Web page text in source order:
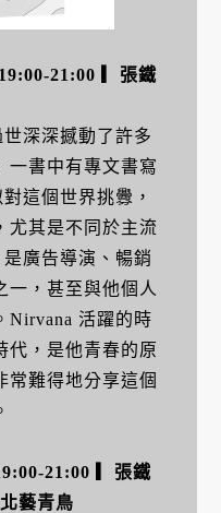
21:00 ▎張鐵
深深撼動了許多
一書中有專文書寫
這個世界挑釁，
尤其是不同於主流
廣告導演、暢銷
一，甚至與他個人
Nirvana 活躍的時
代，是他青春的原
常難得地分享這個
21:00 ▎張鐵
藝青鳥